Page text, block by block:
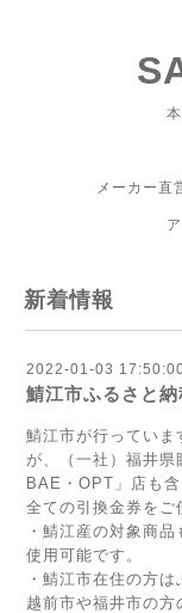
メーカー直
新着情報
2022-01-03
鯖江市ふるさと
鯖江市が行っていま
が、（一社）福井
BAE・OPT」店も
全ての引換金券をご
・鯖江産の対象商
使用可能です。
・鯖江市在住の方
越前市や福井市の方